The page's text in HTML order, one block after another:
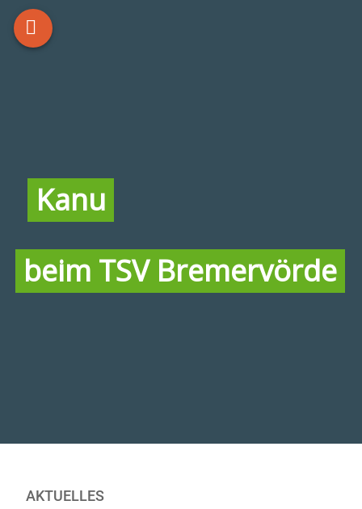
Kanu
beim TSV Bremervörde
AKTUELLES